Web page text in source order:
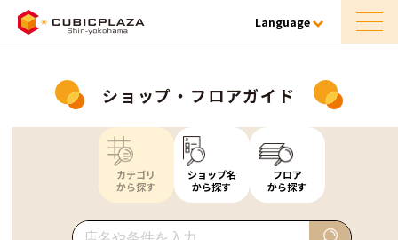
Language
ショップ・フロアガイド
カテゴリ
から探す
ショップ名
から探す
フロア
から探す